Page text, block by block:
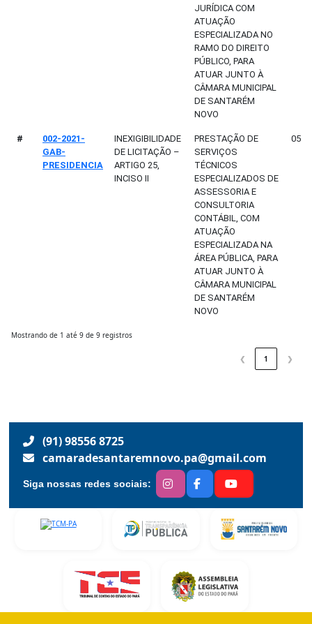
JURÍDICA COM
ATUAÇÃO
ESPECIALIZADA NO
RAMO DO DIREITO
PÚBLICO, PARA
ATUAR JUNTO À
CÂMARA MUNICIPAL
DE SANTARÉM
NOVO
#
002-2021-
GAB-
PRESIDENCIA
INEXIGIBILIDADE
DE LICITAÇÃO –
ARTIGO 25,
INCISO II
PRESTAÇÃO DE
SERVIÇOS
TÉCNICOS
ESPECIALIZADOS DE
ASSESSORIA E
CONSULTORIA
CONTÁBIL, COM
ATUAÇÃO
ESPECIALIZADA NA
ÁREA PÚBLICA, PARA
ATUAR JUNTO À
CÂMARA MUNICIPAL
DE SANTARÉM
NOVO
05/
Mostrando de 1 até 9 de 9 registros
❮ 1 ❯
(91) 98556 8725
camaradesantaremnovo.pa@gmail.com
Siga nossas redes sociais: